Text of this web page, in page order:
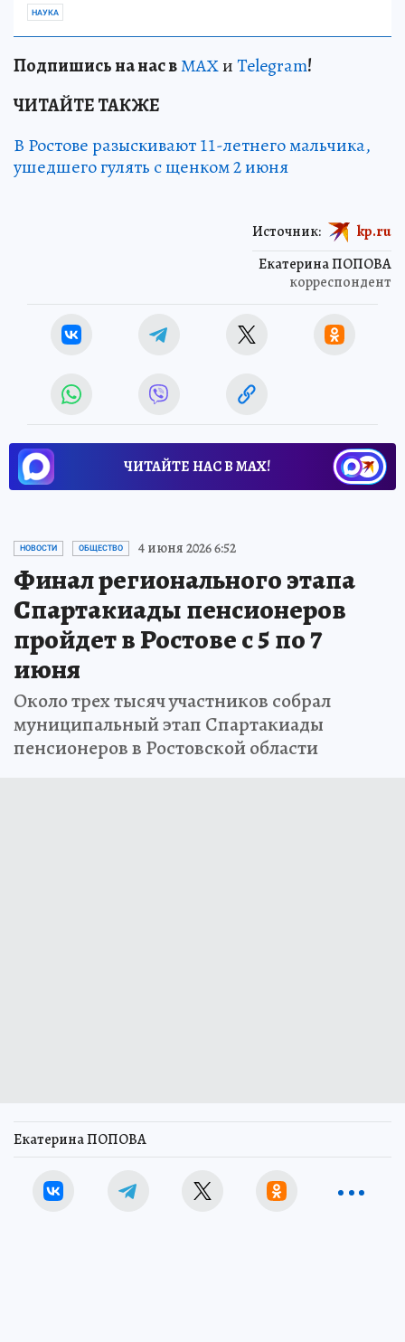
НАУКА
Подпишись на нас вМАХиTelegram!
ЧИТАЙТЕ ТАКЖЕ
В Ростове разыскивают 11-летнего мальчика,
ушедшего гулять с щенком 2 июня
Екатерина ПОПОВА
корреспондент
Источник: kp.ru
ЧИТАЙТЕ НАС В МАХ!
НОВОСТИ ОБЩЕСТВО 4 июня 2026 6:52
Финал регионального этапа
Спартакиады пенсионеров
пройдет в Ростове с 5 по 7
июня
Около трех тысяч участников собрал
муниципальный этап Спартакиады
пенсионеров в Ростовской области
Екатерина ПОПОВА